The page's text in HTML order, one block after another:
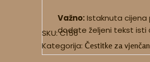
Važno:Istaknuta cijena
dodate željeni tekst isti
SKU:C156
Kategorija: Čestitke za